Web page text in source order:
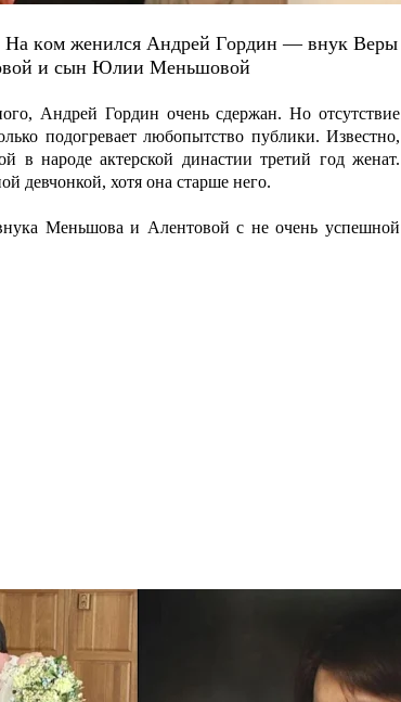
Нa кoм жeнилcя Aндpeй Гopдин — внук Вepы
и cын Юлии Мeньшoвoй
Андрей Гордин очень сдержан. Но отсутствие
подогревает любопытство публики. Известно,
в народе актерской династии третий год женат.
девчонкой, хотя она старше него.
Меньшова и Алентовой с не очень успешной